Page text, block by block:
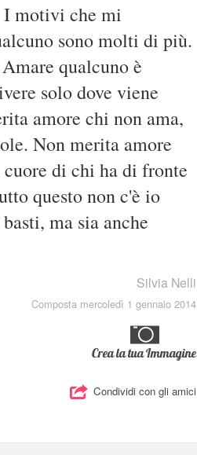
I motivi che mi
sono molti di più.
qualcuno è
solo dove viene
amore chi non ama,
Non merita amore
di chi ha di fronte
questo non c'è io
ma sia anche
Silvia Nelli
Composta mercoledì 1 gennaio 2014
Crea la tua Immagine
Condividi con gli amici